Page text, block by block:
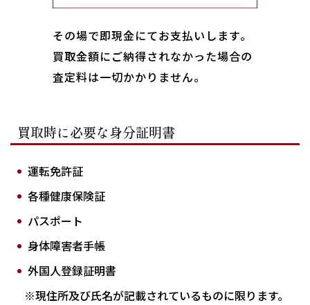
その場で即現金にてお支払いします｡
買取金額にご納得されなかった場合の
査定料は一切かかりません。
買取時に必要な身分証明書
運転免許証
各種健康保険証
パスポート
身体障害者手帳
外国人登録証明書
※現住所及び氏名が記載されているものに限ります。